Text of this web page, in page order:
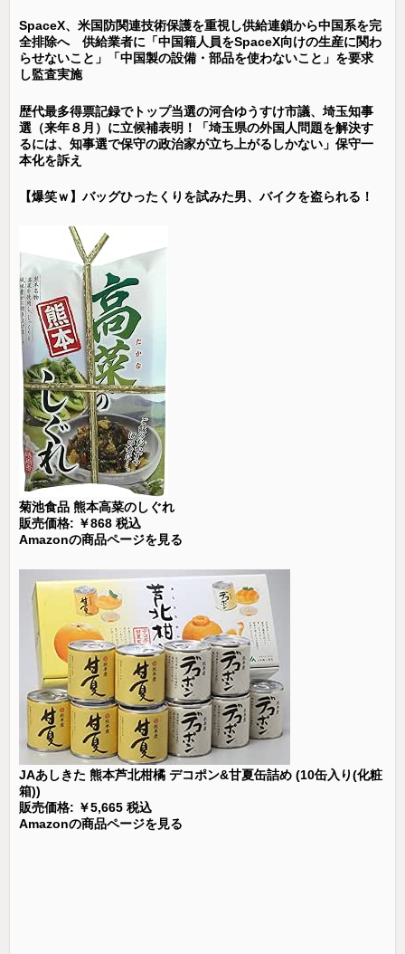
SpaceX、米国防関連技術保護を重視し供給連鎖から中国系を完
全排除へ 供給業者に「中国籍人員をSpaceX向けの生産に関わ
らせないこと」「中国製の設備・部品を使わないこと」を要求
し監査実施
歴代最多得票記録でトップ当選の河合ゆうすけ市議、埼玉知事
選（来年８月）に立候補表明！「埼玉県の外国人問題を解決す
るには、知事選で保守の政治家が立ち上がるしかない」保守一
本化を訴え
【爆笑ｗ】バッグひったくりを試みた男、バイクを盗られる！
菊池食品 熊本高菜のしぐれ
販売価格: ￥868 税込
Amazonの商品ページを見る
JAあしきた 熊本芦北柑橘 デコポン&甘夏缶詰め (10缶入り(化粧
箱))
販売価格: ￥5,665 税込
Amazonの商品ページを見る